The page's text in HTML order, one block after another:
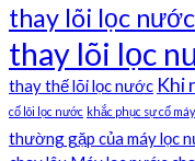
thay lõi lọc
thay lõi lọc
thay thế lõi lọc nước Khi
cố lõi lọc nước khắc phục sự cố
thường gặp của máy lọc